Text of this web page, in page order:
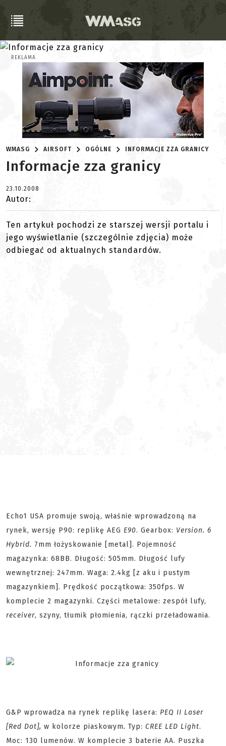
REKLAMA
WMASG AIRSOFT OGÓLNE INFORMACJE ZZA GRANICY
Informacje zza granicy
23.10.2008
Autor:
Ten artykuł pochodzi ze starszej wersji portalu i
jego wyświetlanie (szczególnie zdjęcia) może
odbiegać od aktualnych standardów.
Echo1 USA promuje swoją, właśnie wprowadzoną na
rynek, wersję P90: replikę AEG E90. Gearbox: Version. 6
Hybrid. 7mm łożyskowanie [metal]. Pojemność
magazynka: 68BB. Długość: 505mm. Długość lufy
wewnętrznej: 247mm. Waga: 2.4kg [z aku i pustym
magazynkiem]. Prędkość początkowa: 350fps. W
komplecie 2 magazynki. Części metalowe: zespół lufy,
receiver, szyny, tłumik płomienia, rączki przeładowania.
G&P wprowadza na rynek replikę lasera: PEQ II Laser
[Red Dot], w kolorze piaskowym. Typ: CREE LED Light.
Moc: 130 lumenów. W komplecie 3 baterie AA. Puszka